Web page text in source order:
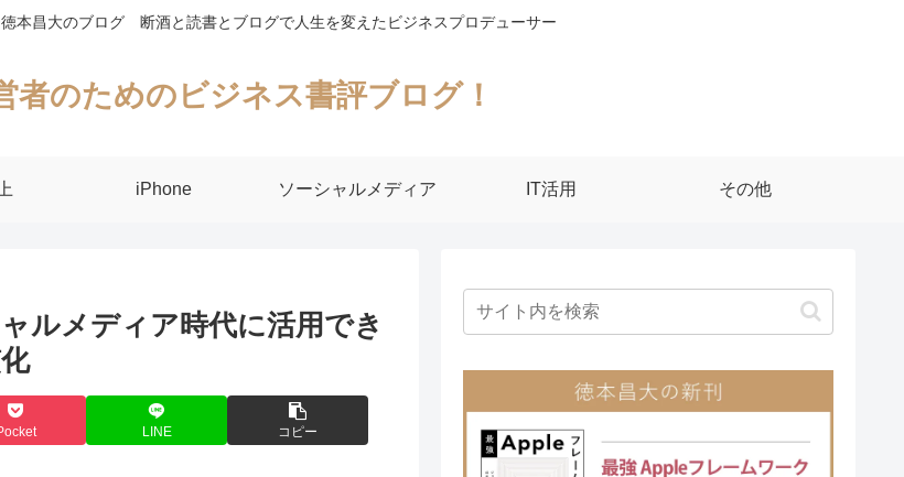
本昌大のブログ 断酒と読書とブログで人生を変えたビジネスプロデューサー
者のためのビジネス書評ブログ！
iPhone ソーシャルメディア IT活用 その他
ルメディア時代に活用でき
LINE コピー